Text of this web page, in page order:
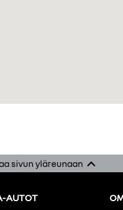
sivun yläreunaan
AUTOT